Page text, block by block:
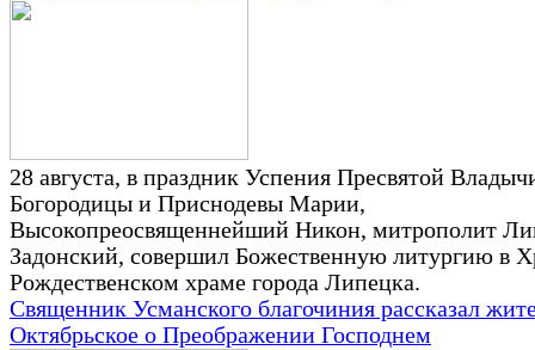
28 августа, в праздник Успения Пресвятой
Богородицы и Приснодевы Марии,
Высокопреосвященнейший Никон, митрополит
Задонский, совершил Божественную литургию в
Рождественском храме города Липецка.
Священник Усманского благочиния рассказал
Октябрьское о Преображении Господнем